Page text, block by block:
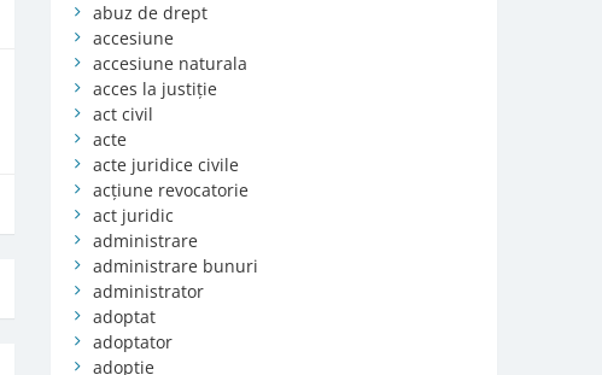
abuz de drept
accesiune
accesiune naturala
acces la justiție
act civil
acte
acte juridice civile
acțiune revocatorie
act juridic
administrare
administrare bunuri
administrator
adoptat
adoptator
adopție